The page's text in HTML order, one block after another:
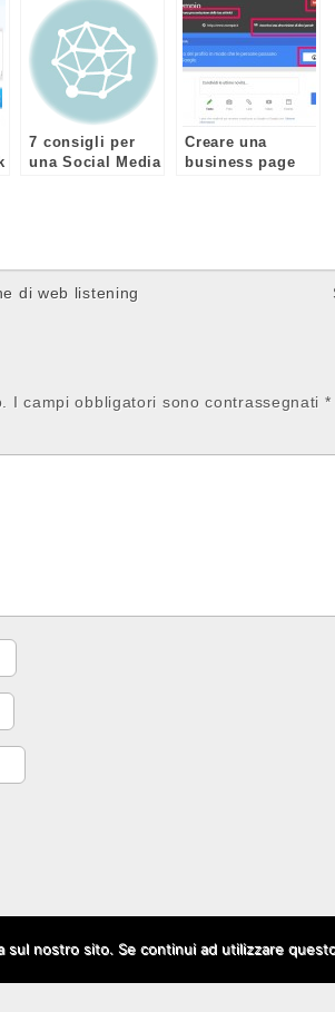
7 consigli per
una Social Media
Creare una
business page
di web listening
I campi obbligatori sono contrassegnati *
nostro sito. Se continui ad utilizzare